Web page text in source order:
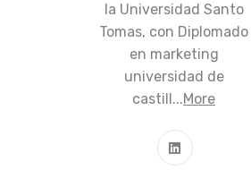
la Universidad Santo
Tomas, con Diplomado
en marketing
universidad de
castill...More